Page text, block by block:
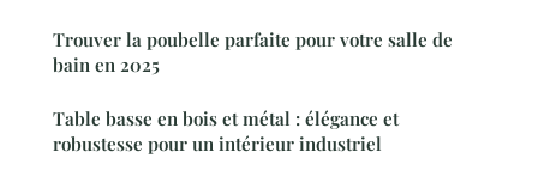
Trouver la poubelle parfaite pour votre salle de
bain en 2025
Table basse en bois et métal : élégance et
robustesse pour un intérieur industriel